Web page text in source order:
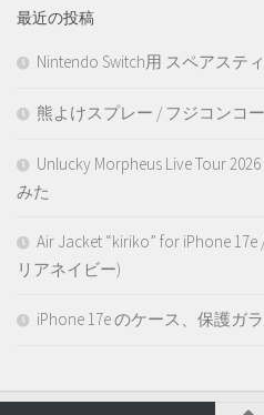
最近の投稿
Nintendo Switch用 スペアステ
熊よけスプレー / フジコンコ
Unlucky Morpheus Live Tour
みた
Air Jacket “kiriko” for iPhone
リアネイビー)
iPhone 17e のケース、保護ガ